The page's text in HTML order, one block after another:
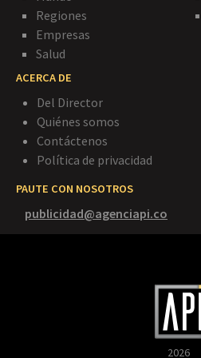
Regiones
Empresas
Salud
ACERCA DE
Del Director
Quiénes somos
Contáctenos
Política de privacidad
PAUTE CON NOSOTROS
publicidad@agenciapi.co
2026